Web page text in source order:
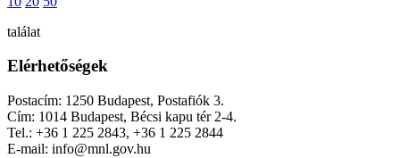
találat
Elérhetőségek
Postacím: 1250 Budapest, Postafiók 3.
Cím: 1014 Budapest, Bécsi kapu tér 2-4.
Tel.: +36 1 225 2843, +36 1 225 2844
E-mail: info@mnl.gov.hu